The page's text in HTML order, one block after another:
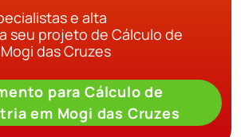
e alta
seu projeto de Cálculo de
das Cruzes
para Cálculo de
em Mogi das Cruzes